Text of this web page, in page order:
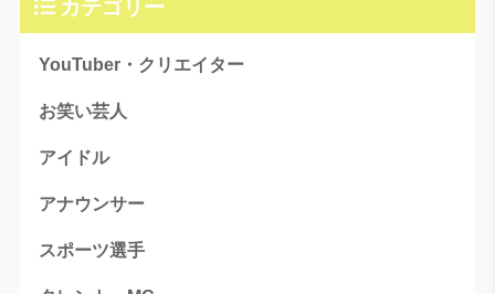
カテゴリー
YouTuber・クリエイター
お笑い芸人
アイドル
アナウンサー
スポーツ選手